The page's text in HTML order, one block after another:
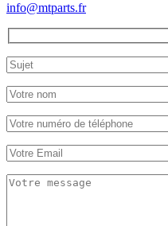
info@mtparts.fr